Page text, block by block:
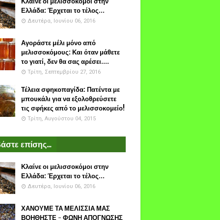
Ελλάδα: Έρχεται το τέλος...
Δευτέρα, Ιουνίου 06, 2016
Αγοράστε μέλι μόνο από
μελισσοκόμους: Και όταν μάθετε
το γιατί, δεν θα σας αρέσει....
Τρίτη, Σεπτεμβρίου 27, 2016
Τέλεια σφηκοπαγίδα: Πατέντα με
μπουκάλι για να εξολοθρεύσετε
τις σφήκες από το μελισσοκομείο!
Τρίτη, Αυγούστου 04, 2015
επίσης...
Κλαίνε οι μελισσοκόμοι στην
Ελλάδα: Έρχεται το τέλος...
Δευτέρα, Ιουνίου 06, 2016
ΧΑΝΟΥΜΕ ΤΑ ΜΕΛΙΣΣΙΑ ΜΑΣ
ΒΟΗΘΗΣΤΕ - ΦΩΝΗ ΑΠΟΓΝΩΣΗΣ